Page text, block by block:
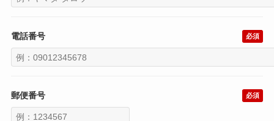
電話番号 必須
郵便番号 必須